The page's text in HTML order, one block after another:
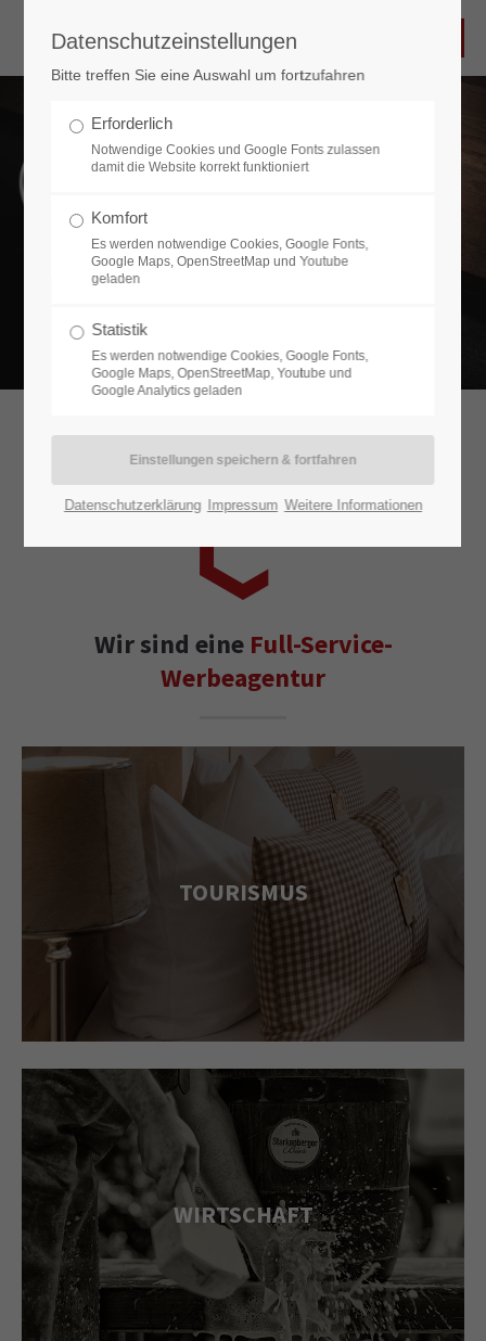
Wir sehen gute Werbung als Investition.
Für Heute. Für Morgen. Für die Zukunft.
Wir sind eine Full-Service-
Werbeagentur
TOURISMUS
WIRTSCHAFT
Datenschutzeinstellungen
Bitte treffen Sie eine Auswahl um fortzufahren
Erforderlich
Notwendige Cookies und Google Fonts zulassen
damit die Website korrekt funktioniert
Komfort
Es werden notwendige Cookies, Google Fonts,
Google Maps, OpenStreetMap und Youtube
geladen
Statistik
Es werden notwendige Cookies, Google Fonts,
Google Maps, OpenStreetMap, Youtube und
Google Analytics geladen
Datenschutzerklärung Impressum Weitere Informationen